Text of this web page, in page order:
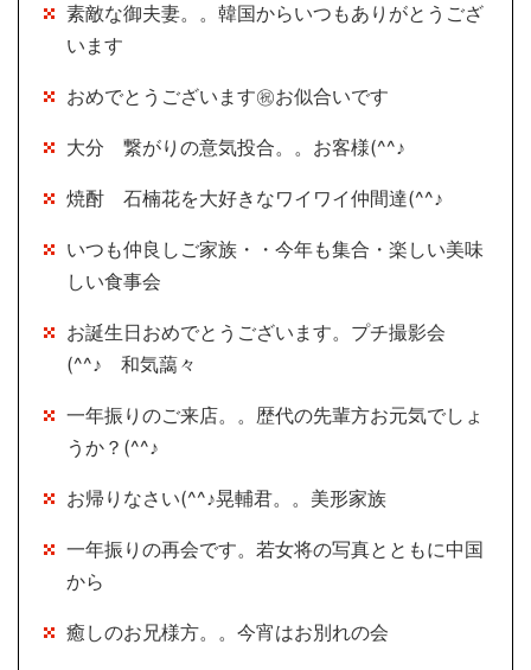
素敵な御夫妻。。韓国からいつもありがとうござ
います
おめでとうございます㊗お似合いです
大分 繋がりの意気投合。。お客様(^^♪
焼酎 石楠花を大好きなワイワイ仲間達(^^♪
いつも仲良しご家族・・今年も集合・楽しい美味
しい食事会
お誕生日おめでとうございます。プチ撮影会
(^^♪ 和気藹々
一年振りのご来店。。歴代の先輩方お元気でしょ
うか？(^^♪
お帰りなさい(^^♪晃輔君。。美形家族
一年振りの再会です。若女将の写真とともに中国
から
癒しのお兄様方。。今宵はお別れの会